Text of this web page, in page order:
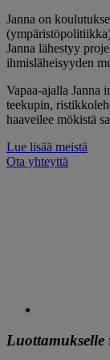
Janna on
Janna lähestyy
ihmisläheisyyden
Vapaa-ajalla Janna
teekupin,
haaveilee mökistä
Lue lisää meistä
Ota yhteyttä
Luottamukselle